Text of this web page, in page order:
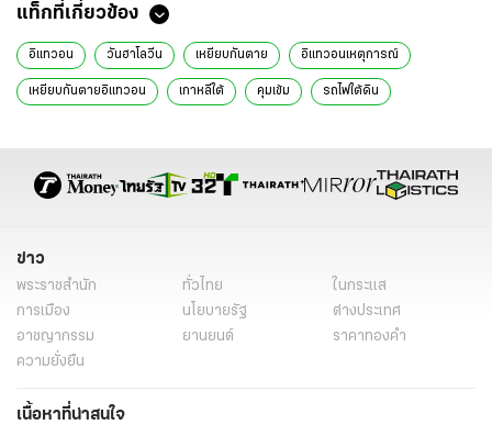
แท็กที่เกี่ยวข้อง
อิแทวอน วันฮาโลวีน เหยียบกันตาย อิแทวอนเหตุการณ์
เหยียบกันตายอิแทวอน เกาหลีใต้ คุมเข้ม รถไฟใต้ดิน
ข่าววันนี้
ข่าว
พระราชสำนัก ทั่วไทย
ในกระแส
การเมือง
นโยบายรัฐ
ต่างประเทศ
อาชญากรรม
ยานยนต์
ราคาทองคำ
ความยั่งยืน
เนื้อหาที่น่าสนใจ